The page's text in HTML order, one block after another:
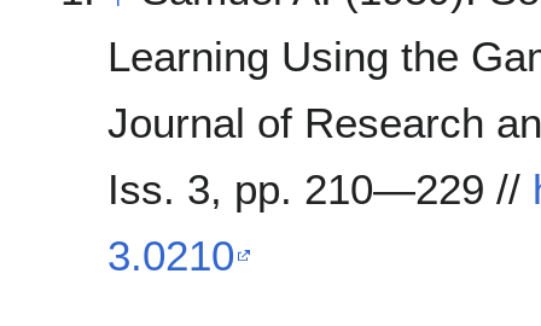
Learning Using the
Journal of Research
Iss. 3, pp. 210—229 //
3.0210